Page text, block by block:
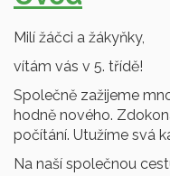
Milí žáčci a žákyňky,
vítám vás v 5. třídě!
Společně zažijeme
hodně nového.
počítání. Utužíme svá
Na naší společnou